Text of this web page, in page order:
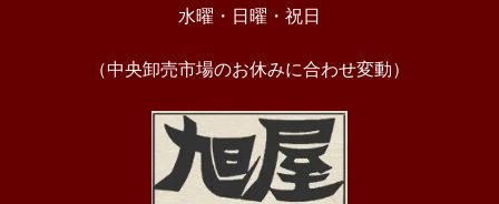
水曜・日曜・祝日
（中央卸売市場のお休みに合わせ変動）